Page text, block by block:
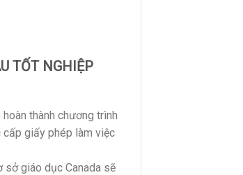
TỐT NGHIỆP
thành chương trình
giấy phép làm việc
giáo dục Canada sẽ